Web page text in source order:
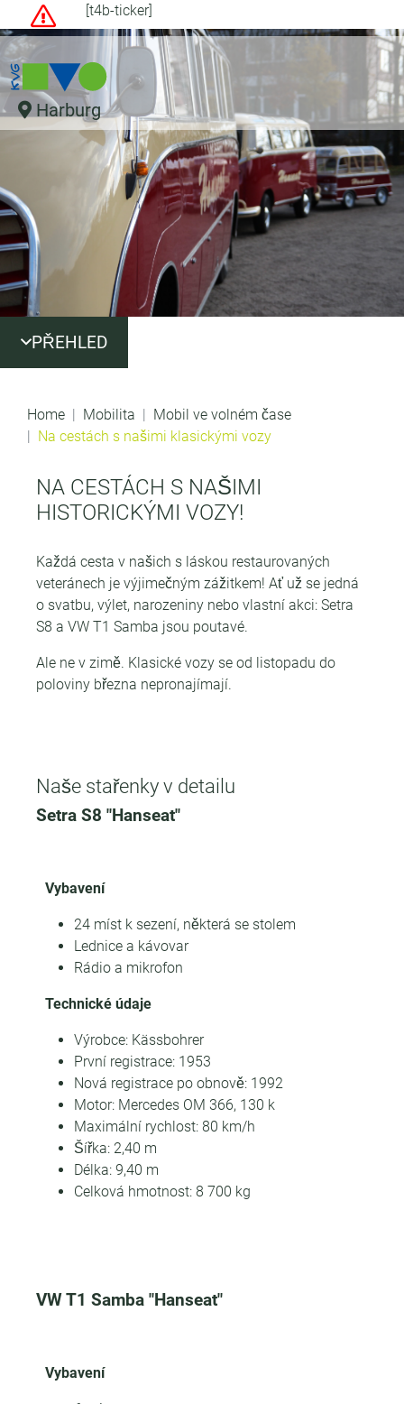
[t4b-ticker]
Harburg
PŘEHLED
Home Mobilita
Mobil ve volném čase
Na cestách s našimi klasickými vozy
NA CESTÁCH S NAŠIMI
HISTORICKÝMI VOZY!
Každá cesta v našich s láskou restaurovaných
veteránech je výjimečným zážitkem! Ať už se jedná
o svatbu, výlet, narozeniny nebo vlastní akci: Setra
S8 a VW T1 Samba jsou poutavé.
Ale ne v zimě. Klasické vozy se od listopadu do
poloviny března nepronajímají.
Naše stařenky v detailu
Setra S8 "Hanseat"
Vybavení
24 míst k sezení, některá se stolem
Lednice a kávovar
Rádio a mikrofon
Technické údaje
Výrobce: Kässbohrer
První registrace: 1953
Nová registrace po obnově: 1992
Motor: Mercedes OM 366, 130 k
Maximální rychlost: 80 km/h
Šířka: 2,40 m
Délka: 9,40 m
Celková hmotnost: 8 700 kg
VW T1 Samba "Hanseat"
Vybavení